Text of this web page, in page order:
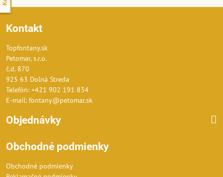
Kontakt
Topfontany.sk
Petomar, s.r.o.
č.d. 870
925 63 Dolná Streda
Telefón: +421 902 191 834
E-mail: fontany@petomar.sk
Objednávky
Obchodné podmienky
Obchodné podmienky